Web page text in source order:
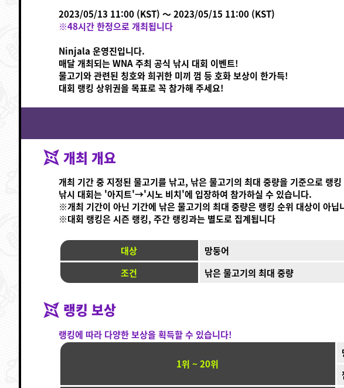
2023/05/13 11:00 (KST) ～ 2023/05/15 11:00 (KST)
※48시간 한정으로 개최됩니다
Ninjala 운영진입니다.
매달 개최되는 WNA 주최 공식 낚시 대회 이벤트!
물고기와 관련된 칭호와 희귀한 미끼 껌 등 호화 보상이 한가득!
대회 랭킹 상위권을 목표로 꼭 참가해 주세요!
개최 개요
개최 기간 중 지정된 물고기를 낚고, 낚은 물고기의 최대 중량을 기준으로 랭
낚시 대회는 '아지트'→'시노 비치'에 입장하여 참가하실 수 있습니다.
※개최 기간이 아닌 기간에 낚은 물고기의 최대 중량은 랭킹 순위 대상이 아닙
※대회 랭킹은 시즌 랭킹, 주간 랭킹과는 별도로 집계됩니다
대상
망둥어
조건
낚은 물고기의 최대 중량
랭킹 보상
랭킹에 따라 다양한 보상을 획득할 수 있습니다!
1위 ~ 20위